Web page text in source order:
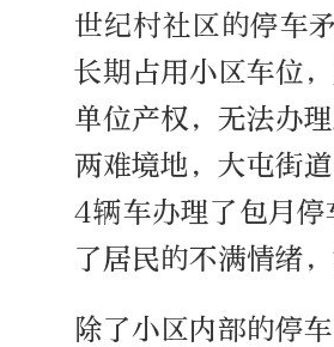
世纪村社区的停车
长期占用小区车位
单位产权，无法办
两难境地，大屯街
4辆车办理了包月
了居民的不满情绪
除了小区内部的停